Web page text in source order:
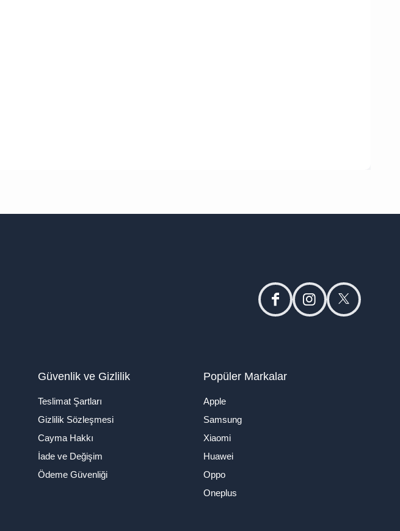
facebookinstagramtwitter
Güvenlik ve Gizlilik
Teslimat Şartları
Gizlilik Sözleşmesi
Cayma Hakkı
İade ve Değişim
Ödeme Güvenliği
Popüler Markalar
Apple
Samsung
Xiaomi
Huawei
Oppo
Oneplus